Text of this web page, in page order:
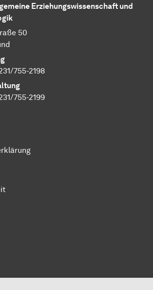
Erziehungswissenschaft und
50
755-2198
755-2199